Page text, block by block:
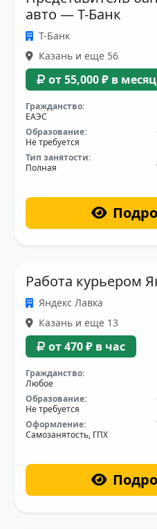
авто — Т-Банк
Т-Банк
Казань и еще 56
от 55,000 ₽ в месяц
Гражданство:
ЕАЭС
Образование:
Не требуется
Тип занятости:
Полная
Работа курьером
Яндекс Лавка
Казань и еще 13
от 470 ₽ в час
Гражданство:
Любое
Образование:
Не требуется
Оформление:
Самозанятость, ГПХ